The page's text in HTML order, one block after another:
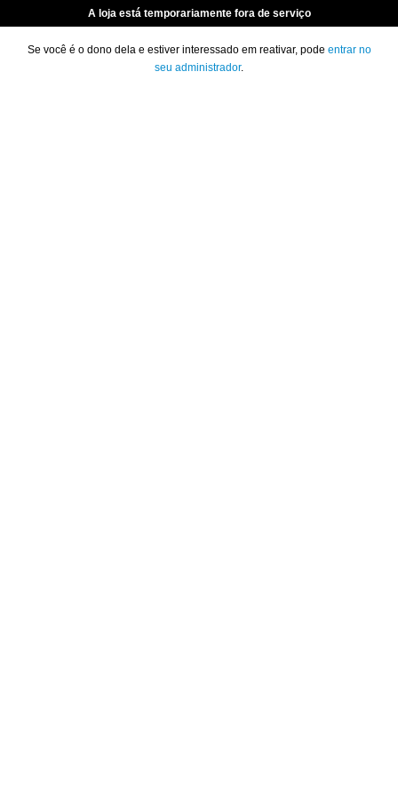
A loja está temporariamente fora de serviço
Se você é o dono dela e estiver interessado em reativar, pode entrar no
seu administrador.